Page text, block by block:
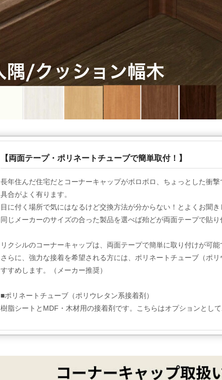
【両面テープ・ポリネートチューブで簡単取付！】
長年住んだ住宅だとコーナーキャップがボロボロ、ちょっとした衝
具合がよく有ります。
目に付く場所で気にはなるけど交換方法が分からない！とよくお聞き
同じメーカーのサイズの合った製品を選べば殆どが両面テープで貼り
リクシルのコーナーキャップは、両面テープで簡単に取り付けが可能
さらに、強力な接着を希望される方には、ポリネートチューブ（ポ
すすめします。（メーカー推奨）
■ポリネートチューブ（ポリウレタン系接着剤）
樹脂シートとMDF・木材用の接着剤です。こちらはオプションとして